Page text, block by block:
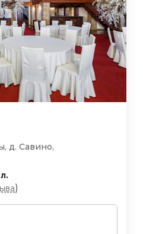
д. Савино,
)